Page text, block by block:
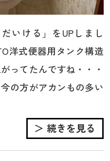
いける」をUPしまし
洋式便器用タンク構造
ってたんですね・・・
の方がアカンもの多い
＞ 続きを見る